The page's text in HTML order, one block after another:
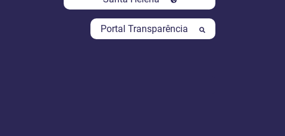
Portal Transparência